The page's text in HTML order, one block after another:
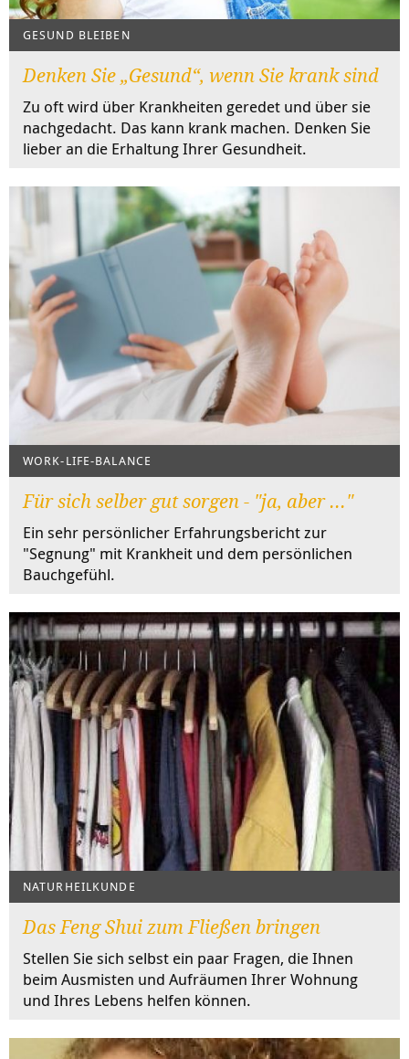
GESUND BLEIBEN
Denken Sie „Gesund“, wenn Sie krank sind
Zu oft wird über Krankheiten geredet und über sie
nachgedacht. Das kann krank machen. Denken Sie
lieber an die Erhaltung Ihrer Gesundheit.
WORK-LIFE-BALANCE
Für sich selber gut sorgen - "ja, aber ..."
Ein sehr persönlicher Erfahrungsbericht zur
"Segnung" mit Krankheit und dem persönlichen
Bauchgefühl.
NATURHEILKUNDE
Das Feng Shui zum Fließen bringen
Stellen Sie sich selbst ein paar Fragen, die Ihnen
beim Ausmisten und Aufräumen Ihrer Wohnung
und Ihres Lebens helfen können.